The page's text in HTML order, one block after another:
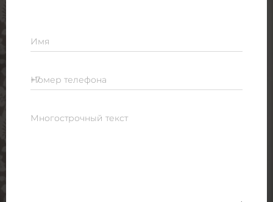
Имя
Номер телефона
Многострочный текст